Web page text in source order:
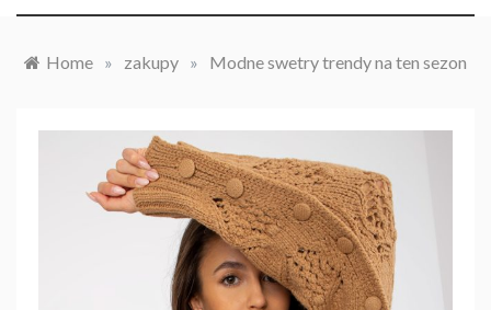
Home » zakupy » Modne swetry trendy na ten sezon